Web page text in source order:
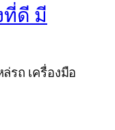
ที่ดี มี
รถ เครื่องมือ